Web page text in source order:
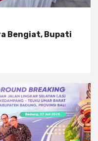
Bengiat, Bupati